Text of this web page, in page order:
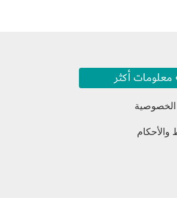
معلومات أكثر
والأحكام